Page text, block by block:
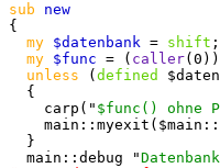
sub
{
my $datenbank = shift ;
my $func = ( caller
unless ( defined
  {
    carp("
$func() ohne
  }
  main::debug "